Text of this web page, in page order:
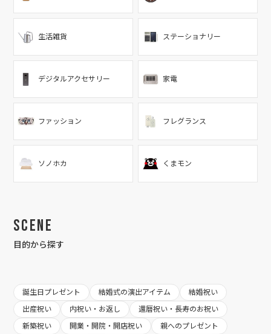
生活雑貨 ステーショナリー
デジタルアクセサリー 家電
ファッション フレグランス
ソノホカ くまモン
Scene
目的から探す
誕生日プレゼント 結婚式の演出アイテム
結婚祝い
出産祝い
内祝い・お返し
還暦祝い・長寿のお祝い
新築祝い
開業・開院・開店祝い
親へのプレゼント